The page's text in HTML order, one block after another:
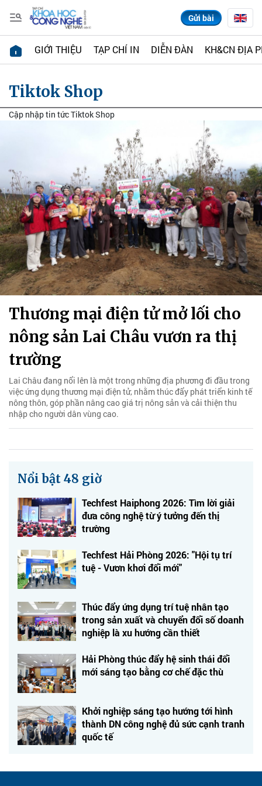
Gửi bài
GIỚI THIỆU TẠP CHÍ IN DIỄN ĐÀN KH&CN ĐỊA
Tiktok Shop
Cập nhập tin tức Tiktok Shop
Thương mại điện tử mở lối cho
nông sản Lai Châu vươn ra thị
trường
Lai Châu đang nổi lên là một trong những địa phương đi đầu trong
việc ứng dụng thương mại điện tử, nhằm thúc đẩy phát triển kinh tế
nông thôn, góp phần nâng cao giá trị nông sản và cải thiện thu
nhập cho người dân vùng cao.
Nổi bật 48 giờ
Techfest Haiphong 2026: Tìm lời giải
đưa công nghệ từ ý tưởng đến thị
trường
Techfest Hải Phòng 2026: "Hội tụ trí
tuệ - Vươn khơi đổi mới"
Thúc đẩy ứng dụng trí tuệ nhân tạo
trong sản xuất và chuyển đổi số doanh
nghiệp là xu hướng cần thiết
Hải Phòng thúc đẩy hệ sinh thái đổi
mới sáng tạo bằng cơ chế đặc thù
Khởi nghiệp sáng tạo hướng tới hình
thành DN công nghệ đủ sức cạnh tranh
quốc tế